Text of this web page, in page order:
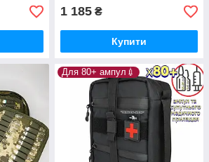
1 185 ₴
Купити
Для 80+ ампул💉